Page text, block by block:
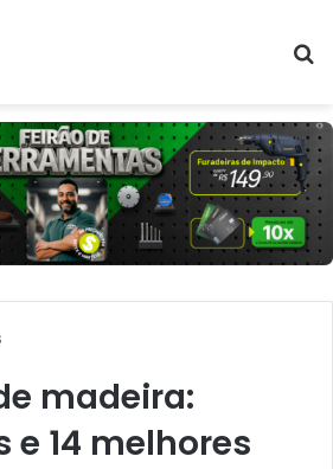
madeira:
14 melhores